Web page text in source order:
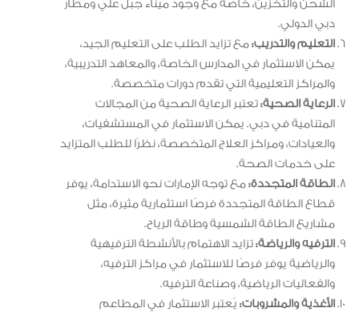
الشحن والتخزين، خاصةً مع وجود ميناء جبل علي ومطار
دبي الدولي.
التعليم والتدريب:مع تزايد الطلب على التعليم الجيد،
يمكن الاستثمار في المدارس الخاصة، والمعاهد التدريبية،
والمراكز التعليمية التي تقدم دورات متخصصة.
الرعاية الصحية:تعتبر الرعاية الصحية من المجالات
المتنامية في دبي. يمكن الاستثمار في المستشفيات،
والعيادات، ومراكز العلاج المتخصصة، نظرًا للطلب المتزايد
على خدمات الصحة.
الطاقة المتجددة:مع توجه الإمارات نحو الاستدامة، يوفر
قطاع الطاقة المتجددة فرصًا استثمارية مثيرة، مثل
مشاريع الطاقة الشمسية وطاقة الرياح.
الترفيه والرياضة:تزايد الاهتمام بالأنشطة الترفيهية
والرياضية يوفر فرصًا للاستثمار في مراكز الترفيه،
والفعاليات الرياضية، وصناعة الترفيه.
الأغذية والمشروبات: يُعتبر الاستثمار في المطاعم